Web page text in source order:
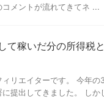
コメントが流れてきてネ ...
て稼いだ分の所得税
リエイターです。 今年の
提出してきました。 し